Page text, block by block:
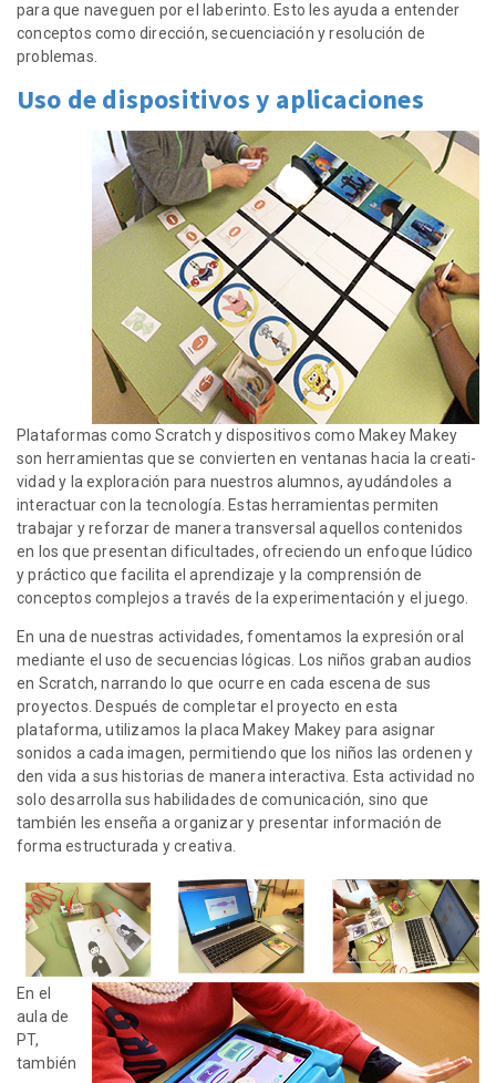
para que naveguen por el laberinto. Esto les ayuda a entender
conceptos como dirección, secuenciación y resolución de
problemas.
Uso de dispositivos y aplicaciones
Plataformas como Scratch y dispositivos como Makey Makey
son herramientas que se convierten en ventanas hacia la creati-
vidad y la exploración para nuestros alumnos, ayudándoles a
interactuar con la tecnología. Estas herramientas permiten
trabajar y reforzar de manera transversal aquellos contenidos
en los que presentan dificultades, ofreciendo un enfoque lúdico
y práctico que facilita el aprendizaje y la comprensión de
conceptos complejos a través de la experimentación y el juego.
En una de nuestras actividades, fomentamos la expresión oral
mediante el uso de secuencias lógicas. Los niños graban audios
en Scratch, narrando lo que ocurre en cada escena de sus
proyectos. Después de completar el proyecto en esta
plataforma, utilizamos la placa Makey Makey para asignar
sonidos a cada imagen, permitiendo que los niños las ordenen y
den vida a sus historias de manera interactiva. Esta actividad no
solo desarrolla sus habilidades de comunicación, sino que
también les enseña a organizar y presentar información de
forma estructurada y creativa.
En el
aula de
PT,
también